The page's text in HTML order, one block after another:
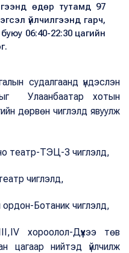
өдөр тутамд 97
үйлчилгээнд гарч,
06:40-22:30 цагийн
судалгаанд үндэслэн
Улаанбаатар хотын
дөрвөн чиглэлд явуулж
театр-ТЭЦ-3 чиглэлд,
чиглэлд,
Ботаник чиглэлд,
хороолол-Дүүхээ төв
цагаар нийтэд үйлчилж